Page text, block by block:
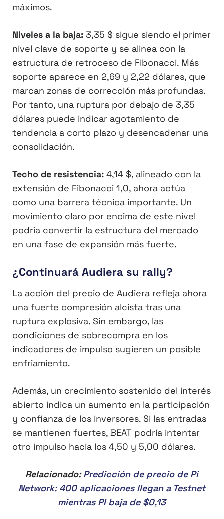
máximos.
Niveles a la baja: 3,35 $ sigue siendo el primer
nivel clave de soporte y se alinea con la
estructura de retroceso de Fibonacci. Más
soporte aparece en 2,69 y 2,22 dólares, que
marcan zonas de corrección más profundas.
Por tanto, una ruptura por debajo de 3,35
dólares puede indicar agotamiento de
tendencia a corto plazo y desencadenar una
consolidación.
Techo de resistencia: 4,14 $, alineado con la
extensión de Fibonacci 1,0, ahora actúa
como una barrera técnica importante. Un
movimiento claro por encima de este nivel
podría convertir la estructura del mercado
en una fase de expansión más fuerte.
¿Continuará Audiera su rally?
La acción del precio de Audiera refleja ahora
una fuerte compresión alcista tras una
ruptura explosiva. Sin embargo, las
condiciones de sobrecompra en los
indicadores de impulso sugieren un posible
enfriamiento.
Además, un crecimiento sostenido del interés
abierto indica un aumento en la participación
y confianza de los inversores. Si las entradas
se mantienen fuertes, BEAT podría intentar
otro impulso hacia los 4,50 y 5,00 dólares.
Relacionado:Predicción de precio de Pi
Network: 400 aplicaciones llegan a Testnet
mientras PI baja de $0,13